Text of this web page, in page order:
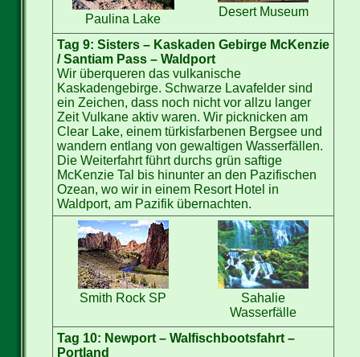
Paulina Lake
Desert Museum
Tag 9: Sisters – Kaskaden Gebirge McKenzie
/ Santiam Pass – Waldport
Wir überqueren das vulkanische
Kaskadengebirge. Schwarze Lavafelder sind
ein Zeichen, dass noch nicht vor allzu langer
Zeit Vulkane aktiv waren. Wir picknicken am
Clear Lake, einem türkisfarbenen Bergsee und
wandern entlang von gewaltigen Wasserfällen.
Die Weiterfahrt führt durchs grün saftige
McKenzie Tal bis hinunter an den Pazifischen
Ozean, wo wir in einem Resort Hotel in
Waldport, am Pazifik übernachten.
Smith Rock SP
Sahalie
Wasserfälle
Tag 10: Newport – Walfischbootsfahrt –
Portland